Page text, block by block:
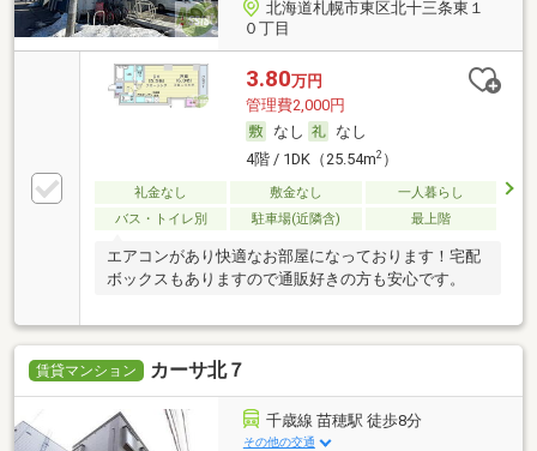
北海道札幌市東区北十三条東１
０丁目
3.80万円
管理費2,000円
なし
なし
4階 / 1DK（25.54m2）
礼金なし 敷金なし
一人暮らし
バス・トイレ別
駐車場(近隣含) 最上階
エアコンがあり快適なお部屋になっております！宅配
ボックスもありますので通販好きの方も安心です。
賃貸マンション カーサ北７
千歳線 苗穂駅 徒歩8分
その他の交通